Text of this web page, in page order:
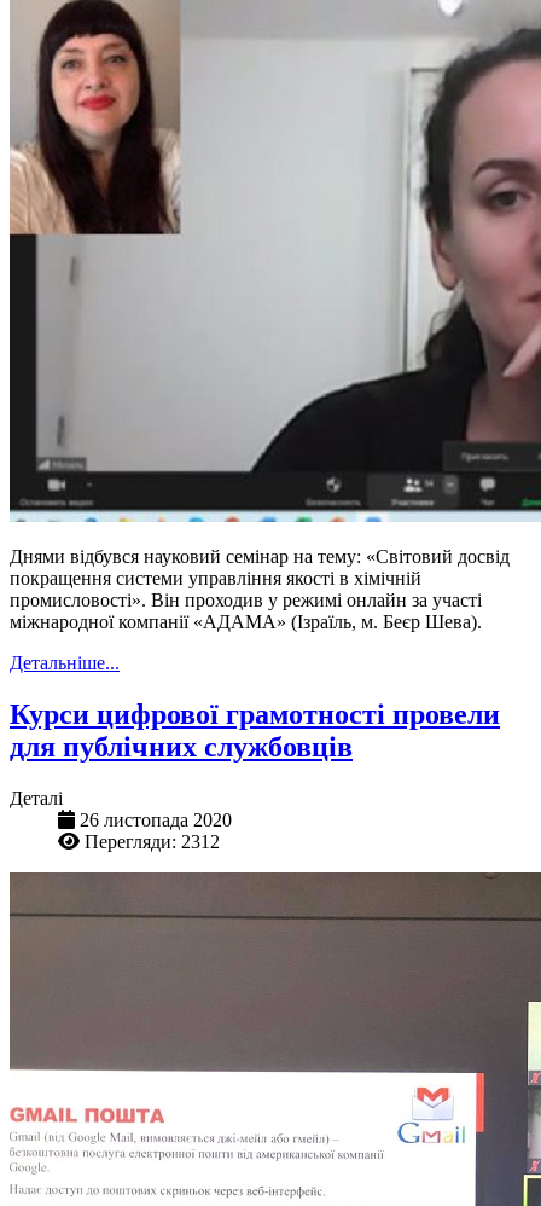
Днями відбувся науковий семінар на тему: «Світовий досвід
покращення системи управління якості в хімічній
промисловості». Він проходив у режимі онлайн за участі
міжнародної компанії «АДАМА» (Ізраїль, м. Беєр Шева).
Детальніше...
Курси цифрової грамотності провели
для публічних службовців
Деталі
26 листопада 2020
Перегляди: 2312